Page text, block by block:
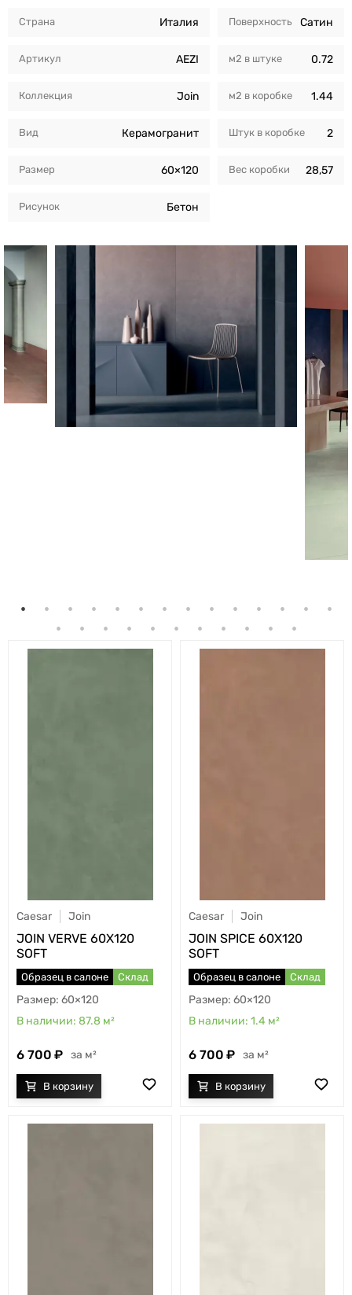
Страна Италия
Артикул AEZI
Коллекция Join
Вид Керамогранит
Размер 60×120
Рисунок Бетон
Поверхность Сатин
м2 в штуке 0.72
м2 в коробкe 1.44
Штук в коробкe 2
Вес коробки 28,57
Caesar Join
JOIN VERVE 60X120
SOFT
Образец в салоне Склад
60×120
87.8 м²
6 700 м²
Caesar Join
JOIN SPICE 60X120
SOFT
Образец в салоне Склад
60×120
1.4 м²
6 700 м²